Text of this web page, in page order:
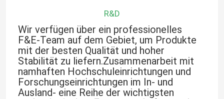
Qualitätskontrolle
Treten Sie mit uns in Verbindung
R&D
Wir verfügen über ein professionelles
F&E-Team auf dem Gebiet, um Produkte
mit der besten Qualität und hoher
Stabilität zu liefern.Zusammenarbeit mit
namhaften Hochschuleinrichtungen und
Forschungseinrichtungen im In- und
Ausland- eine Reihe der wichtigsten